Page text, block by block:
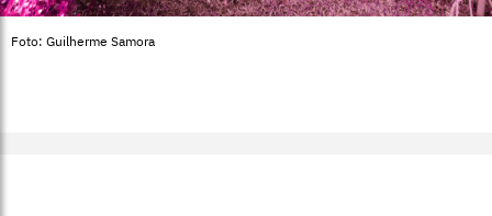
Foto: Guilherme Samora